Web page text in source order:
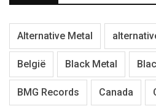
Alternative Metal
België Black Metal
BMG Records Canada